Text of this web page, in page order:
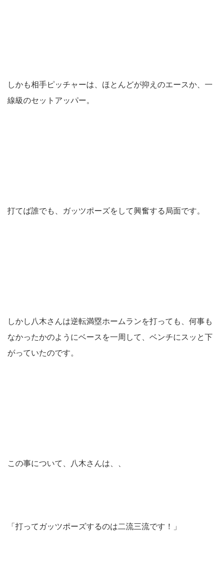
しかも相手ピッチャーは、ほとんどが抑えのエースか、一
線級のセットアッパー。
打てば誰でも、ガッツポーズをして興奮する局面です。
しかし八木さんは逆転満塁ホームランを打っても、何事も
なかったかのようにベースを一周して、ベンチにスッと下
がっていたのです。
この事について、八木さんは、、
「打ってガッツポーズするのは二流三流です！」